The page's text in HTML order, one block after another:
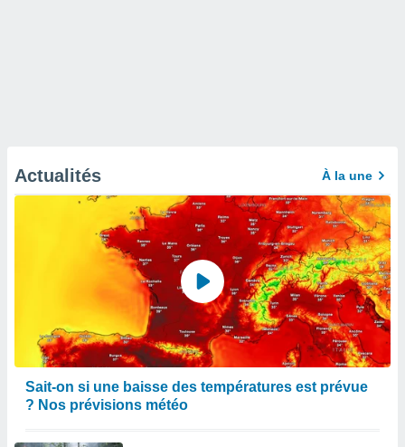
Actualités À la une
Sait-on si une baisse des températures est prévue
? Nos prévisions météo